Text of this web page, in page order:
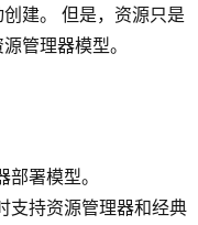
建。 但是，资源只是
管理器模型。
署模型。
支持资源管理器和经典